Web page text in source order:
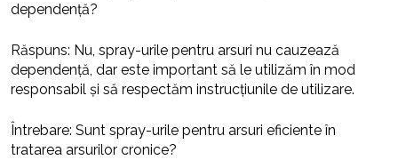
dependență?
Răspuns: Nu, spray-urile pentru arsuri nu cauzează
dependență, dar este important să le utilizăm în mod
responsabil și să respectăm instrucțiunile de utilizare.
Întrebare: Sunt spray-urile pentru arsuri eficiente în
tratarea arsurilor cronice?